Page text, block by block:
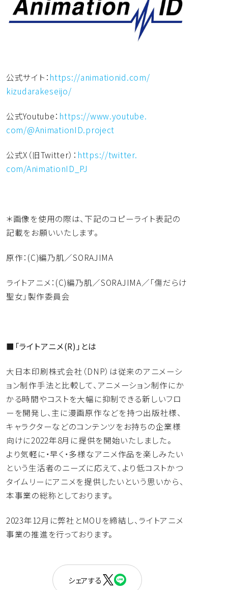
公式サイト： https://animationid.com/
kizudarakeseijo/
公式Youtube： https://www.youtube.
com/@AnimationID.project
公式X（旧Twitter）： https://twitter.
com/AnimationID_PJ
＊画像を使用の際は、下記のコピーライト表記の
記載をお願いいたします。
原作：(C)編乃肌／SORAJIMA
ライトアニメ：(C)編乃肌／SORAJIMA／「傷だらけ
聖女」製作委員会
■「ライトアニメ(R)」とは
大日本印刷株式会社（DNP） は従来のアニメーシ
ョン制作手法と比較して、 アニメーション制作にか
かる時間やコストを大幅に抑制できる新しいフロ
ーを開発し、主に漫画原作などを持つ出版社様、
キャラクターなどのコンテンツをお持ちの企業様
向けに2022年8月に提供を開始いたしました。
より気軽に・早く・多様なアニメ作品を楽しみたい
という生活者のニーズに応えて、 より低コストかつ
タイムリーにアニメを提供したいという思いから、
本事業の総称としております。
2023年12月に弊社とMOUを締結し、 ライトアニメ
事業の推進を行っております。
シェアする